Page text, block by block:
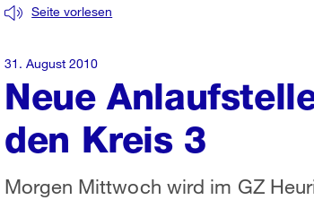
Neue
den Kreis 3
Seite vorlesen
Morgen Mittwoch wird im GZ
31. August 2010